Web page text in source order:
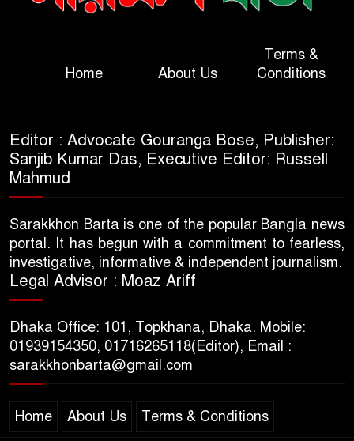
Home About Us
Terms &
Conditions
Editor : Advocate Gouranga Bose, Publisher:
Sanjib Kumar Das, Executive Editor: Russell
Mahmud
Sarakkhon Barta is one of the popular Bangla news
portal. It has begun with a commitment to fearless,
investigative, informative & independent journalism.
Legal Advisor : Moaz Ariff
Dhaka Office: 101, Topkhana, Dhaka. Mobile:
01939154350, 01716265118(Editor), Email :
sarakkhonbarta@gmail.com
Home About Us Terms & Conditions